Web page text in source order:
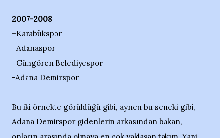
2007-2008
+Karabükspor
+Adanaspor
+Güngören Belediyespor
-Adana Demirspor
Bu iki örnekte görüldüğü gibi, aynen bu seneki gibi,
Adana Demirspor gidenlerin arkasından bakan,